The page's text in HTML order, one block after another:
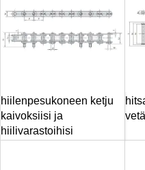
hiilenpesukoneen ketju
kaivoksiisi ja
hiilivarastoihisi